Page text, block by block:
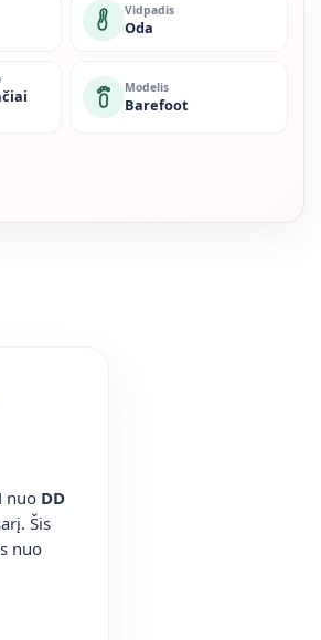
Vidpadis
Oda
Modelis
Barefoot
nuo DD
Šis
nuo